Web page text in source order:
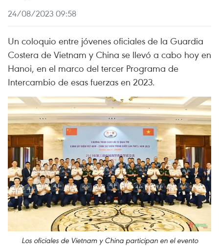
24/08/2023 09:58
Un coloquio entre jóvenes oficiales de la Guardia
Costera de Vietnam y China se llevó a cabo hoy en
Hanoi, en el marco del tercer Programa de
Intercambio de esas fuerzas en 2023.
Los oficiales de Vietnam y China participan en el evento